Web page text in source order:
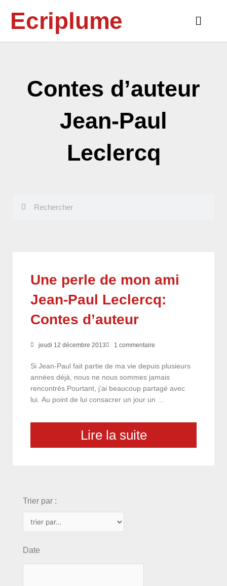
contenuEcriplume
Main
Contes d’auteur
Jean-Paul
Leclercq
Une perle de mon ami
Jean-Paul Leclercq:
Contes d’auteur
jeudi 12 décembre 2013 1 commentaire
Si Jean-Paul fait partie de ma vie depuis plusieurs
années déjà, nous ne nous sommes jamais
rencontrés.Pourtant, j’ai beaucoup partagé avec
lui. Au point de lui consacrer un jour un …
Lire la suite
Trier par :
Date